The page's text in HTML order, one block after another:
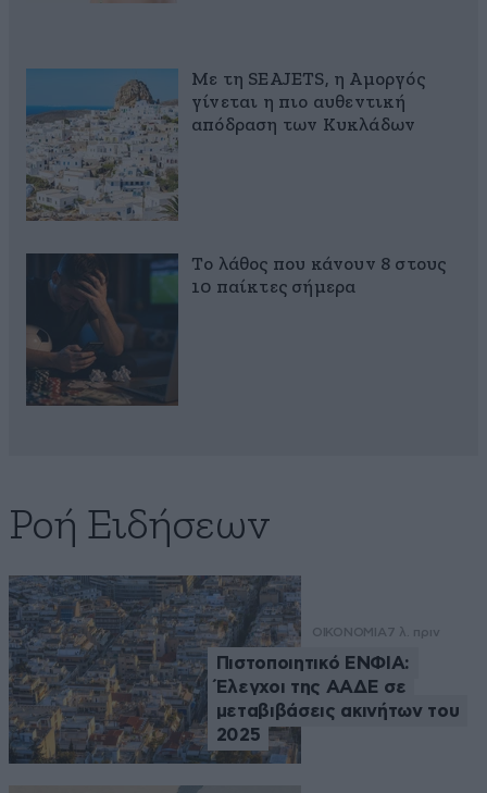
Με τη SEAJETS, η Αμοργός
γίνεται η πιο αυθεντική
απόδραση των Κυκλάδων
Το λάθος που κάνουν 8 στους
10 παίκτες σήμερα
Ροή Ειδήσεων
ΟΙΚΟΝΟΜΙΑ7 λ. πριν
Πιστοποιητικό ΕΝΦΙΑ:
Έλεγχοι της ΑΑΔΕ σε
μεταβιβάσεις ακινήτων του
2025